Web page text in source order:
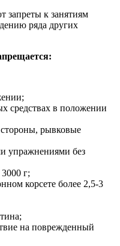
запреты к занятиям
ряда других
средствах в положении
рывковые
упражнениями без
г;
корсете более 2,5-3
на поврежденный